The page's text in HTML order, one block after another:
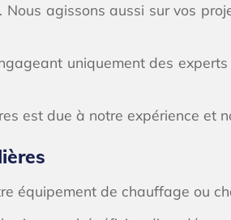
agissons aussi sur vos
uniquement des
est due à notre expérience et
équipement de chauffage ou